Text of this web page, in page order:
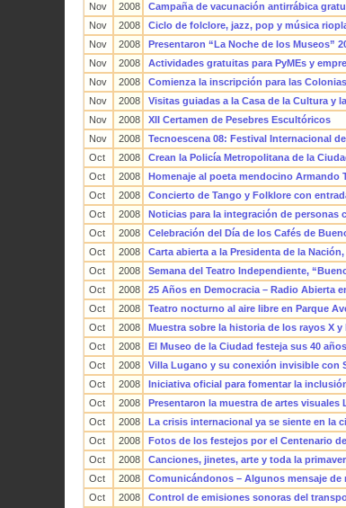
Nov
2008
Campaña de vacunación antirrábica
Nov
2008
Ciclo de folclore, jazz, pop y música
Nov
2008
Presentaron “La Noche de los Museos”
Nov
2008
Actividades gratuitas para PyMEs y
Nov
2008
Comienza la inscripción para las
Nov
2008
Visitas guiadas a la Casa de la Cultura y
Nov
2008
XII Certamen de Pesebres Escultóricos
Nov
2008
Tecnoescena 08: Festival Internacional
Oct
2008
Crean la Policía Metropolitana de la
Oct
2008
Homenaje al poeta mendocino Armando
Oct
2008
Concierto de Tango y Folklore con
Oct
2008
Noticias para la integración de personas
Oct
2008
Celebración del Día de los Cafés de
Oct
2008
Carta abierta a la Presidenta de la
Oct
2008
Semana del Teatro Independiente,
Oct
2008
25 Años en Democracia – Radio Abierta
Oct
2008
Teatro nocturno al aire libre en Parque
Oct
2008
Muestra sobre la historia de los rayos X y
Oct
2008
El Museo de la Ciudad festeja sus 40 años
Oct
2008
Villa Lugano y su conexión invisible con
Oct
2008
Iniciativa oficial para fomentar la
Oct
2008
Presentaron la muestra de artes
Oct
2008
La crisis internacional ya se siente en la
Oct
2008
Fotos de los festejos por el Centenario
Oct
2008
Canciones, jinetes, arte y toda la
Oct
2008
Comunicándonos – Algunos mensaje de
Oct
2008
Control de emisiones sonoras del